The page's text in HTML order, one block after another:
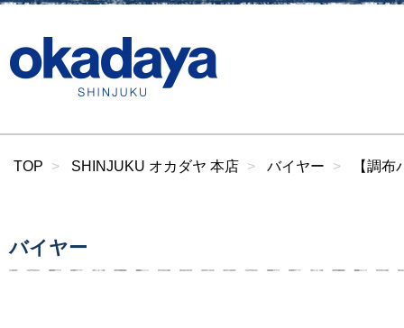
TOP SHINJUKU オカダヤ 本店 バイヤー 【調
バイヤー